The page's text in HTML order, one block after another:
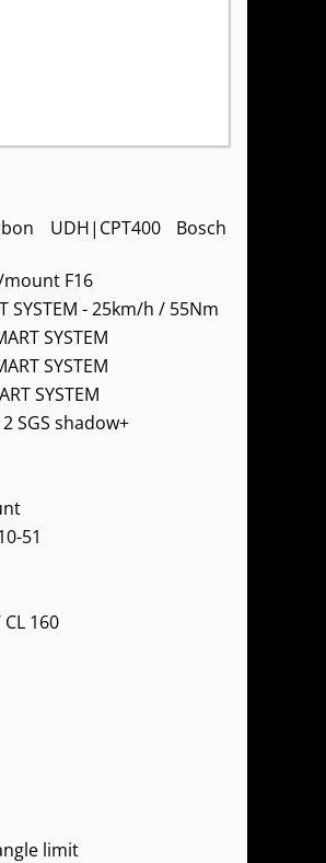
UDH|CPT400 Bosch
mount F16
SYSTEM - 25km/h / 55Nm
SYSTEM
SYSTEM
SYSTEM
SGS shadow+
51
160
limit